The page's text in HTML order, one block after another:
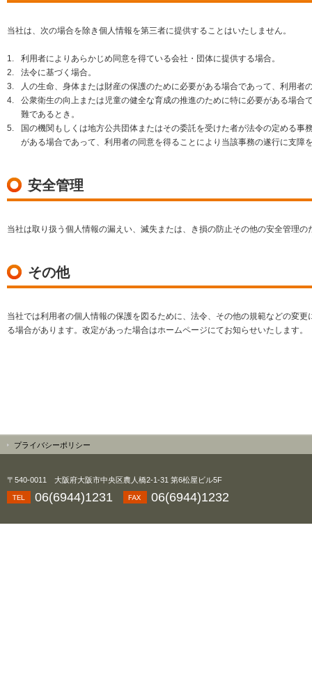
当社は、次の場合を除き個人情報を第三者に提供することはいたしません。
1.
利用者によりあらかじめ同意を得ている会社・団体に提供する場合。
2.
法令に基づく場合。
3.
人の生命、身体または財産の保護のために必要がある場合であって、利用者
4.
公衆衛生の向上または児童の健全な育成の推進のために特に必要がある場合
難であるとき。
5.
国の機関もしくは地方公共団体またはその委託を受けた者が法令の定める事
がある場合であって、利用者の同意を得ることにより当該事務の遂行に支障
安全管理
当社は取り扱う個人情報の漏えい、滅失または、き損の防止その他の安全管理
その他
当社では利用者の個人情報の保護を図るために、法令、その他の規範などの変
る場合があります。改定があった場合はホームページにてお知らせいたします。
プライバシーポリシー
〒540-0011 大阪府大阪市中央区農人橋2-1-31 第6松屋ビル5F
06(6944)1231 06(6944)1232